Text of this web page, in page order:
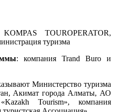
KOMPAS TOUROPERATOR,
туризма
: компания Trand Buro и
Министерство туризма
Акимат города Алматы, АО
Tourism», компания